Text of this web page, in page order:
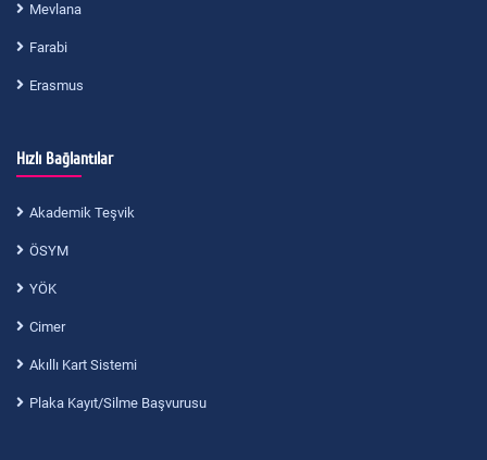
Mevlana
Farabi
Erasmus
Hızlı Bağlantılar
Akademik Teşvik
ÖSYM
YÖK
Cimer
Akıllı Kart Sistemi
Plaka Kayıt/Silme Başvurusu